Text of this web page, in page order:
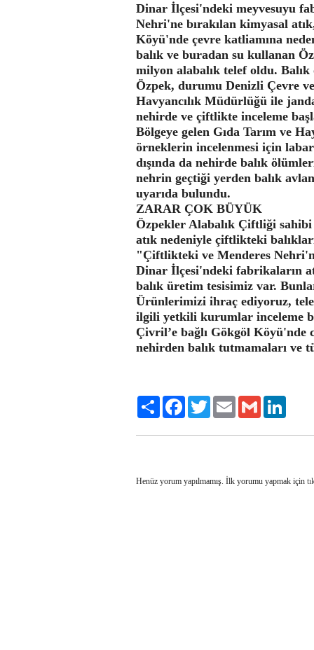
Dinar İlçesi'ndeki meyvesuyu
Nehri'ne bırakılan kimyasal
Köyü'nde çevre katliamına
balık ve buradan su kullanan
milyon alabalık telef oldu.
Özpek, durumu Denizli Çevre
Havyancılık Müdürlüğü ile
nehirde ve çiftlikte inceleme
Bölgeye gelen Gıda Tarım ve
örneklerin incelenmesi için
dışında da nehirde balık
nehrin geçtiği yerden balık
uyarıda bulundu.
ZARAR ÇOK BÜYÜK
Özpekler Alabalık Çiftliği
atık nedeniyle çiftlikteki
"Çiftlikteki ve Menderes
Dinar İlçesi'ndeki fabrikaların
balık üretim tesisimiz var.
Ürünlerimizi ihraç ediyoruz,
ilgili yetkili kurumlar inceleme
Çivril’e bağlı Gökgöl Köyü'nde
nehirden balık tutmamaları ve
Share FacebookTwitter Email Gmail
Henüz yorum yapılmamış. İlk yorumu yapmak için